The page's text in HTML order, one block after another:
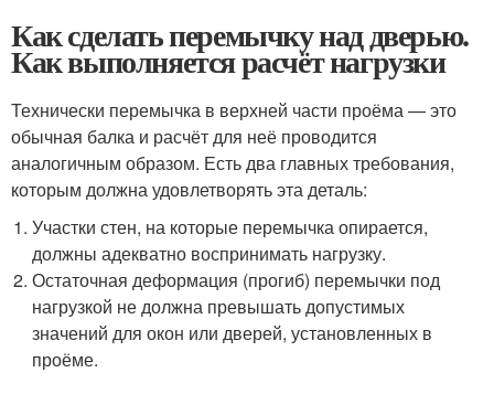
Как сделать перемычку над дверью.
Как выполняется расчёт нагрузки
Технически перемычка в верхней части проёма — это
обычная балка и расчёт для неё проводится
аналогичным образом. Есть два главных требования,
которым должна удовлетворять эта деталь:
Участки стен, на которые перемычка опирается,
должны адекватно воспринимать нагрузку.
Остаточная деформация (прогиб) перемычки под
нагрузкой не должна превышать допустимых
значений для окон или дверей, установленных в
проёме.